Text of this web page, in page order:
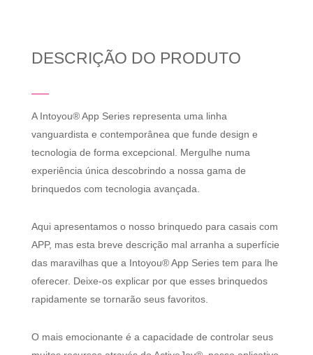
DESCRIÇÃO DO PRODUTO
A Intoyou® App Series representa uma linha
vanguardista e contemporânea que funde design e
tecnologia de forma excepcional. Mergulhe numa
experiência única descobrindo a nossa gama de
brinquedos com tecnologia avançada.
Aqui apresentamos o nosso brinquedo para casais com
APP, mas esta breve descrição mal arranha a superfície
das maravilhas que a Intoyou® App Series tem para lhe
oferecer. Deixe-os explicar por que esses brinquedos
rapidamente se tornarão seus favoritos.
O mais emocionante é a capacidade de controlar seus